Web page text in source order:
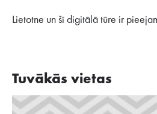
Lietotne un šī digitālā tūre ir
Tuvākās vietas